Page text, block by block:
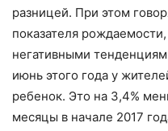
разницей. При этом
показателя
негативными
июнь этого года у
ребенок. Это на 3,4%
месяцы в начале 2017